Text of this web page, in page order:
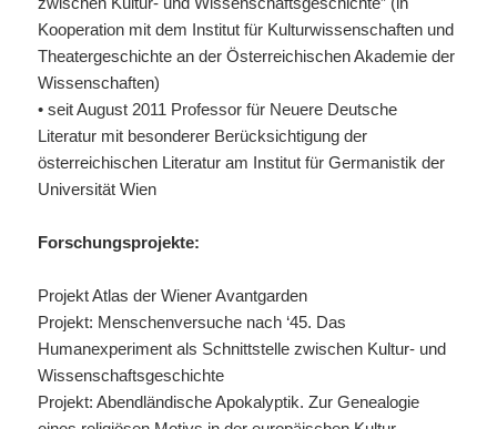
Kooperation mit dem Institut für Kulturwissenschaften und
Theatergeschichte an der Österreichischen Akademie der
Wissenschaften)
• seit August 2011 Professor für Neuere Deutsche
Literatur mit besonderer Berücksichtigung der
österreichischen Literatur am Institut für Germanistik der
Universität Wien
Forschungsprojekte:
Projekt Atlas der Wiener Avantgarden
Projekt: Menschenversuche nach ‘45. Das
Humanexperiment als Schnittstelle zwischen Kultur- und
Wissenschaftsgeschichte
Projekt: Abendländische Apokalyptik. Zur Genealogie